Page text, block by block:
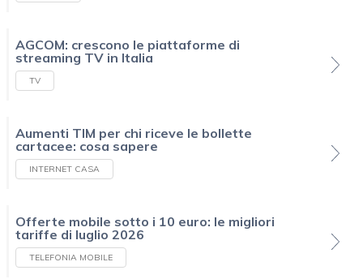
AGCOM: crescono le piattaforme di
streaming TV in Italia
TV
Aumenti TIM per chi riceve le bollette
cartacee: cosa sapere
INTERNET CASA
Offerte mobile sotto i 10 euro: le migliori
tariffe di luglio 2026
TELEFONIA MOBILE